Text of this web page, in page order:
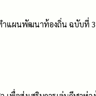
ผนพัฒนาท้องถิ่น ฉบับที่ 3